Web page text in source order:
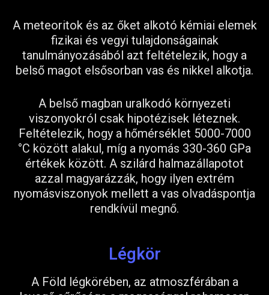
A meteoritok és az őket alkotó kémiai elemek
fizikai és vegyi tulajdonságainak
tanulmányozásából azt feltételezik, hogy a
belső magot elsősorban vas és nikkel alkotja.
A belső magban uralkodó környezeti
viszonyokról csak hipotézisek léteznek.
Feltételezik, hogy a hőmérséklet 5000-7000
°C között alakul, míg a nyomás 330-360 GPa
értékek között. A szilárd halmazállapotot
azzal magyarázzák, hogy ilyen extrém
nyomásviszonyok mellett a vas olvadáspontja
rendkívül megnő.
Légkör
A Föld légkörében, az atmoszférában a